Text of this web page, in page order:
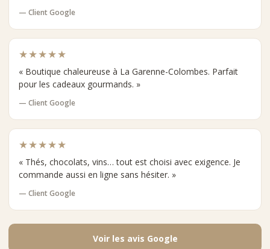
— Client Google
★★★★★
« Boutique chaleureuse à La Garenne-Colombes. Parfait
pour les cadeaux gourmands. »
— Client Google
★★★★★
« Thés, chocolats, vins… tout est choisi avec exigence. Je
commande aussi en ligne sans hésiter. »
— Client Google
Voir les avis Google